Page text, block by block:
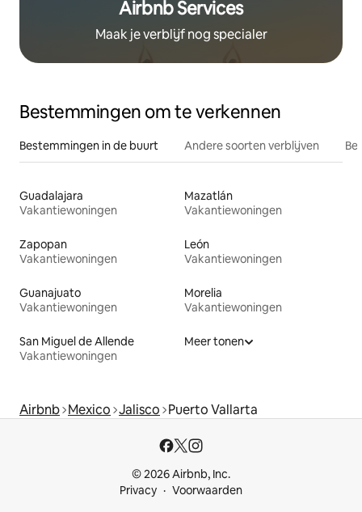
Airbnb Services
Maak je verblijf nog specialer
Bestemmingen om te verkennen
Bestemmingen in de buurt Andere soorten verblijven
Guadalajara
Vakantiewoningen
Mazatlán
Vakantiewoningen
Zapopan
Vakantiewoningen
León
Vakantiewoningen
Guanajuato
Vakantiewoningen
Morelia
Vakantiewoningen
San Miguel de Allende
Vakantiewoningen
Meer tonen
Airbnb Mexico Jalisco Puerto Vallarta
© 2026 Airbnb, Inc.
Privacy
Voorwaarden